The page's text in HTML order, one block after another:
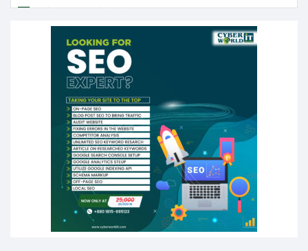
এবার লঞ্চের ভাড়া বাড়ল
১৭ থেকে ২১ শতাংশ বিদ্যুতের দাম বাড়ানোর প্রস্তাব পিডিবির
১৬ মে চাঁদপুর ও ২৫ মে ফেনী সফরে যাবেন প্রধানমন্ত্রী
উচ্চশিক্ষায় গৌরবময় অর্জন: পূর্ণ স্কলারশিপে যুক্তরাষ্ট্রে
পিএইচডি করছেন কুয়েটের কৃতি…
সারা দেশে বজ্রাঘাতে ১৪ জনের প্রাণহানি
কঠোর হচ্ছে এসএসসি ও এইচএসসি পরীক্ষা
ফরিদগঞ্জে আগুনে পুড়লো ৬ ব্যবসা প্রতিষ্ঠান